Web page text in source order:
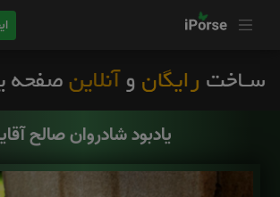
یادبود شادروان صالح